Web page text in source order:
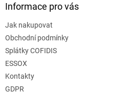
Informace pro vás
Jak nakupovat
Obchodní podmínky
Splátky COFIDIS
ESSOX
Kontakty
GDPR